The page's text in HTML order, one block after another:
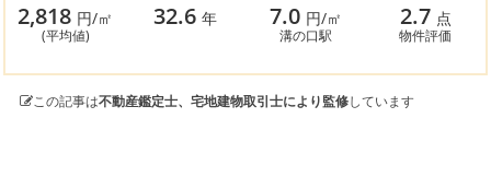
2,818 円/㎡
(平均値)
32.6年 7.0 円/㎡
溝の口駅
2.7 点
物件評価
この記事は不動産鑑定士、宅地建物取引士により監修しています